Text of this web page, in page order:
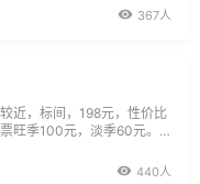
里，层峦叠嶂136峰，其中
367人
近，标间，198元，性价比
旺季100元，淡季60元。
里，层峦叠嶂136峰，其中
440人